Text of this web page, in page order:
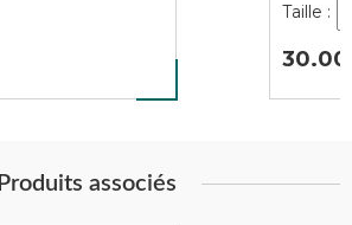
30.00
Produits associés